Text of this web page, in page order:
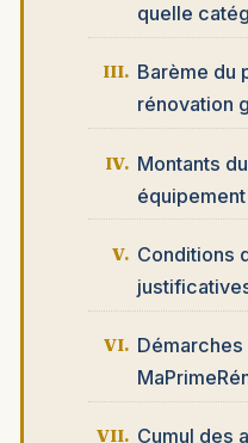
quelle
Barème du
rénovation
Montants
Conditions
Cumul des